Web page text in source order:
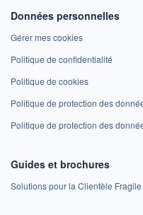
Données personnelles
Gérer mes cookies
Politique de confidentialité
Politique de cookies
Politique de protection des
Politique de protection des
Guides et brochures
Solutions pour la Clientèle Fragile